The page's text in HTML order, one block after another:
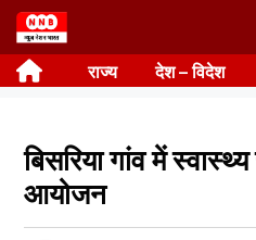
Skip
to
content राज्य देश – विदेश
बिसरिया गांव में
आयोजन